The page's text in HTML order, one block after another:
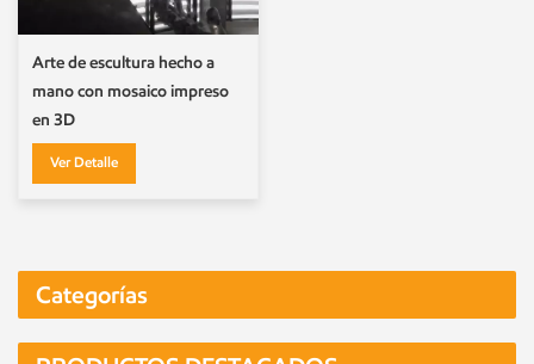
Arte de escultura hecho a
mano con mosaico impreso
en 3D
Ver Detalle
Categorías